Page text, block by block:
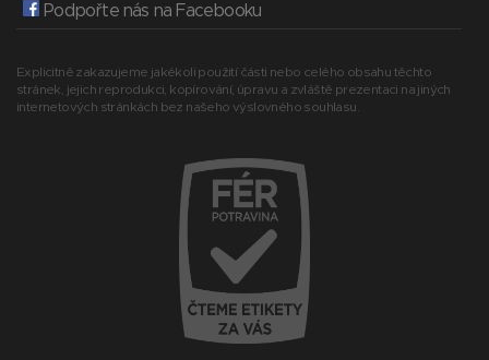
Podpořte nás na Facebooku
Explicitně zakazujeme jakékoli použití části nebo celého obsahu těchto
stránek, jejich reprodukci, kopírování, úpravu a zvláště prezentaci na jiných
internetových stránkách bez našeho výslovného souhlasu.